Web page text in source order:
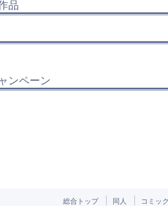
品
ンペーン
総合トップ 同人 コミッ